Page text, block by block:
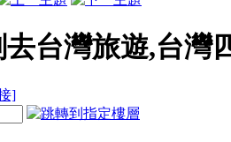
台灣旅遊,台灣
]